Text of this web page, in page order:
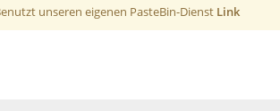
unseren eigenen PasteBin-Dienst Link